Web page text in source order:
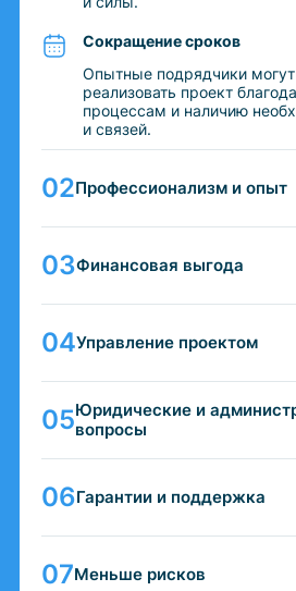
Сокращение сроков
Опытные подрядчики
реализовать проект
процессам и наличию
и связей.
Профессионализм и опыт
Финансовая выгода
Управление проектом
Юридические и
вопросы
Гарантии и поддержка
Меньше рисков